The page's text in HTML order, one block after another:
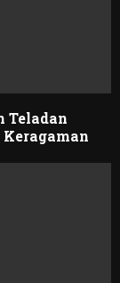
Teladan